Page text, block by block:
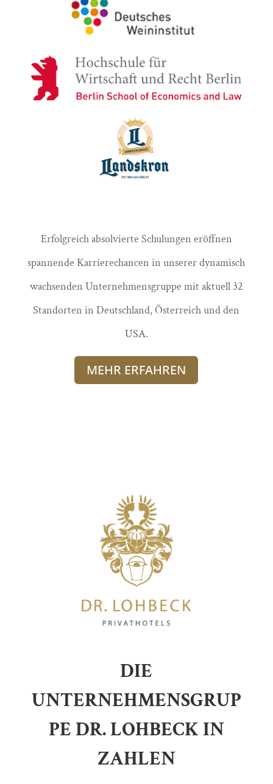
Erfolgreich absolvierte Schulungen eröffnen
spannende Karrierechancen in unserer dynamisch
wachsenden Unternehmensgruppe mit aktuell 32
Standorten in Deutschland, Österreich und den
USA.
MEHR ERFAHREN
DIE
UNTERNEHMENSGRUP
PE DR. LOHBECK IN
ZAHLEN